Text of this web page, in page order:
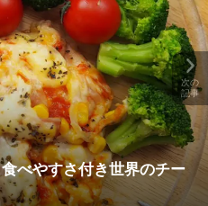
べやすさ付き世界のチー
次の
記事